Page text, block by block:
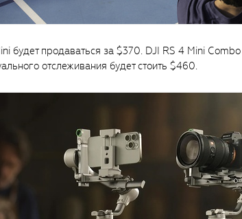
будет продаваться за $370. DJI RS 4 Mini
отслеживания будет стоить $460.